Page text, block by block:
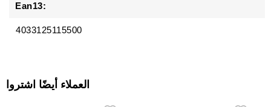
Ean13:
4033125115500
العملاء أيضًا اشتروا